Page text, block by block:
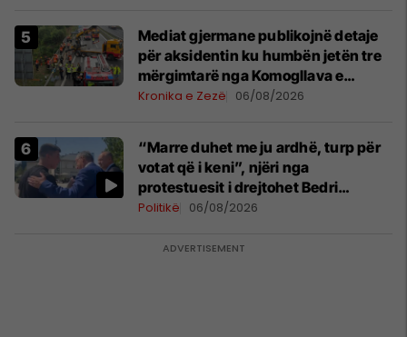
Mediat gjermane publikojnë detaje
për aksidentin ku humbën jetën tre
mërgimtarë nga Komogllava e
Ferizajt
Kronika e Zezë 06/08/2026
“Marre duhet me ju ardhë, turp për
votat që i keni”, njëri nga
protestuesit i drejtohet Bedri
Hamzës
Politikë 06/08/2026